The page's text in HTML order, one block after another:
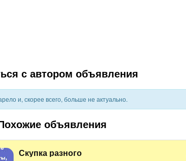
с автором объявления
и, скорее всего, больше не актуально.
объявления
Скупка разного